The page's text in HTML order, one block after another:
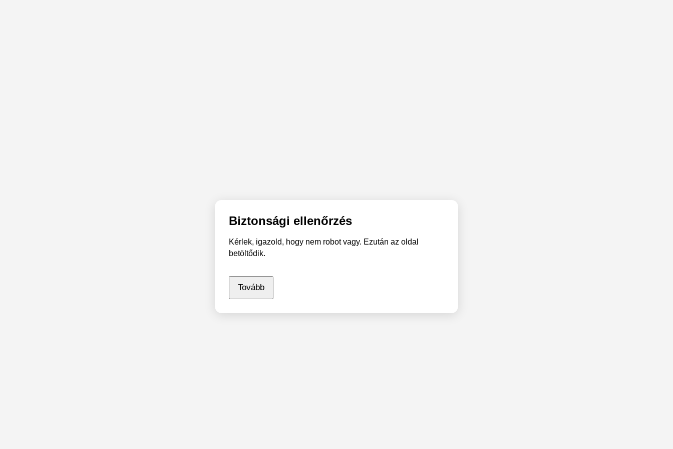
Biztonsági ellenőrzés
Kérlek, igazold, hogy nem robot vagy. Ezután az oldal
betöltődik.
Tovább